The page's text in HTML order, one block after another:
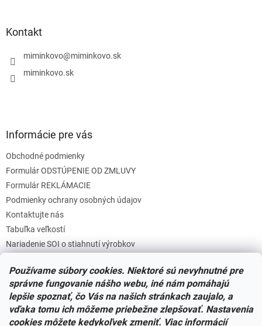
Používame súbory cookies. Niektoré sú nevyhnutné pre
správne fungovanie nášho webu, iné nám pomáhajú
lepšie spoznať, čo Vás na našich stránkach zaujalo, a
vďaka tomu ich môžeme priebežne zlepšovať. Nastavenia
cookies môžete kedykoľvek zmeniť. Viac informácií
Kontakt
miminkovo@miminkovo.sk
miminkovo.sk
Informácie pre vás
Obchodné podmienky
Formulár ODSTÚPENIE OD ZMLUVY
Formulár REKLÁMACIE
Podmienky ochrany osobných údajov
Kontaktujte nás
Tabuľka veľkostí
Nariadenie SOI o stiahnutí výrobkov
Zásady súborov COOKIES
Facebook